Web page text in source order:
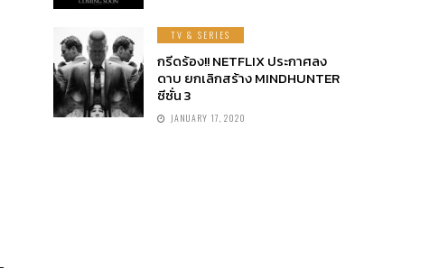
TV & SERIES
กรีดร้อง!! NETFLIX ประกาศลง
ดาบ ยกเลิกสร้าง MINDHUNTER
ซีซั่น 3
JANUARY 17, 2020